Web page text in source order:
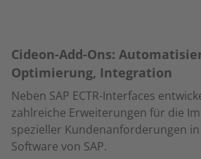
Cideon-Add-Ons:
Optimierung, Integration
Neben SAP ECTR-Interfaces
zahlreiche Erweiterungen für die
spezieller Kundenanforderungen in
Software von SAP.